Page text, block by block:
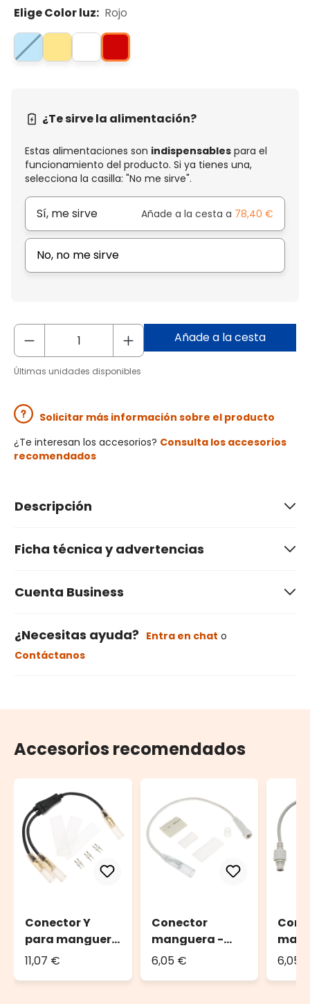
Elige Color luz: Rojo
¿Te sirve la alimentación?
Estas alimentaciones son indispensables para el
funcionamiento del producto. Si ya tienes una,
selecciona la casilla: "No me sirve".
Sí, me sirve Añade a la cesta a 78,40 €
No, no me sirve
Añade a la cesta
Últimas unidades disponibles
Solicitar más información sobre el producto
¿Te interesan los accesorios? Consulta los accesorios
recomendados
Descripción
Ficha técnica y advertencias
Cuenta Business
¿Necesitas ayuda? Entra en chat o
Contáctanos
Accesorios recomendados
Conector Y
para manguera
luminosa
11,07 €
Conector
manguera -
macho PML, 0,3
6,05 € 6,05